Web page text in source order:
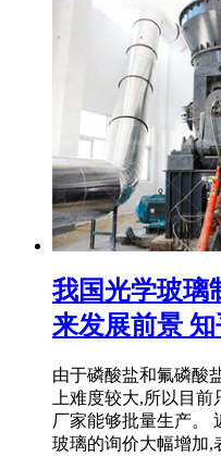
我国光学玻璃
来发展前景 知
由于磷酸盐和氟磷酸
上难度较大,所以目
厂家能够批量生产。
玻璃的询价大幅增加,